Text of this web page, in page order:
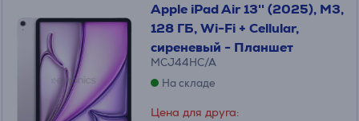
Apple iPad Air 13'' (2025), M3,
128 ГБ, Wi-Fi + Cellular,
сиреневый - Планшет
MCJ44HC/A
На складе
Цена для друга: